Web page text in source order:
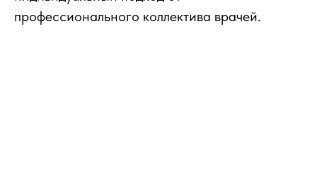
профессионального коллектива врачей.